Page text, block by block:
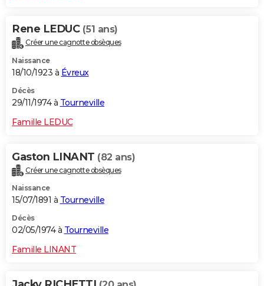
Rene LEDUC (51 ans)
Créer une cagnotte obsèques
Naissance
18/10/1923 à Évreux
Décès
29/11/1974 à Tourneville
Famille LEDUC
Gaston LINANT (82 ans)
Créer une cagnotte obsèques
Naissance
15/07/1891 à Tourneville
Décès
02/05/1974 à Tourneville
Famille LINANT